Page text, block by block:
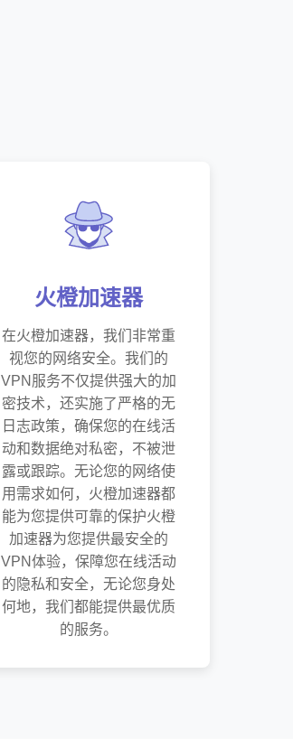
火橙加速器
在火橙加速器，我们非常重
视您的网络安全。我们的
VPN服务不仅提供强大的加
密技术，还实施了严格的无
日志政策，确保您的在线活
动和数据绝对私密，不被泄
露或跟踪。无论您的网络使
用需求如何，火橙加速器都
能为您提供可靠的保护火橙
加速器为您提供最安全的
VPN体验，保障您在线活动
的隐私和安全，无论您身处
何地，我们都能提供最优质
的服务。